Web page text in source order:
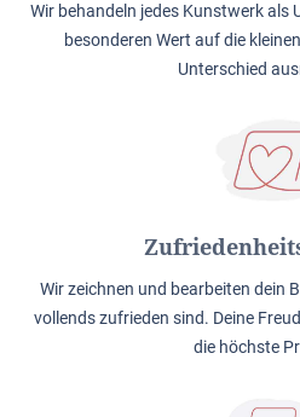
Wir behandeln jedes Kunstwerk als
besonderen Wert auf die
Unterschied
Wir zeichnen und bearbeiten dein
vollends zufrieden sind. Deine
die höchste